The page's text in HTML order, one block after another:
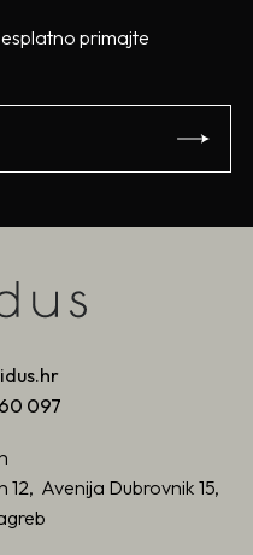
primajte
097
Avenija Dubrovnik 15,